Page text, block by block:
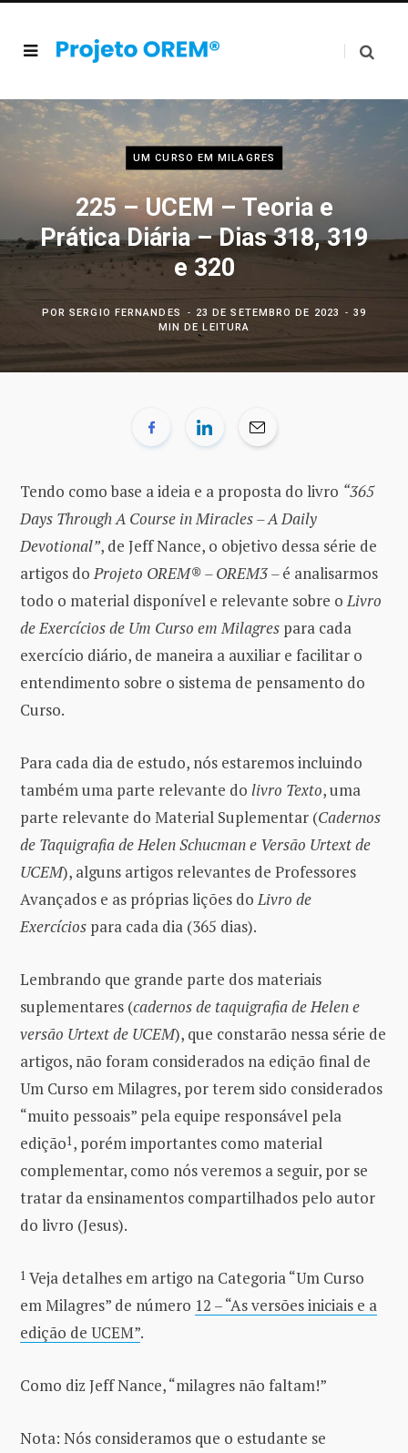
UM CURSO EM MILAGRES
225 – UCEM – Teoria e
Prática Diária – Dias 318, 319
e 320
PORSERGIO FERNANDES 23 DE SETEMBRO DE 2023
39
MIN DE LEITURA
Tendo como base a ideia e a proposta do livro “365
Days Through A Course in Miracles – A Daily
Devotional”, de Jeff Nance, o objetivo dessa série de
artigos doProjeto OREM® – OREM3 –é analisarmos
todo o material disponível e relevante sobre oLivro
de Exercícios de Um Curso em Milagres para cada
exercício diário, de maneira a auxiliar e facilitar o
entendimento sobre o sistema de pensamento do
Curso.
Para cada dia de estudo, nós estaremos incluindo
também uma parte relevante do livro Texto, uma
parte relevante do Material Suplementar (Cadernos
de Taquigrafia de Helen Schucman e Versão Urtext de
UCEM), alguns artigos relevantes de Professores
Avançados e as próprias lições doLivro de
Exercícios para cada dia (365 dias).
Lembrando que grande parte dos materiais
suplementares (cadernos de taquigrafia de Helen e
versão Urtext de UCEM), que constarão nessa série de
artigos, não foram considerados na edição final de
Um Curso em Milagres, por terem sido considerados
“muito pessoais” pela equipe responsável pela
edição1, porém importantes como material
complementar, como nós veremos a seguir, por se
tratar da ensinamentos compartilhados pelo autor
do livro (Jesus).
1 Veja detalhes em artigo na Categoria “Um Curso
em Milagres” de número 12 – “As versões iniciais e a
edição de UCEM”.
Como diz Jeff Nance, “milagres não faltam!”
Nota: Nós consideramos que o estudante se